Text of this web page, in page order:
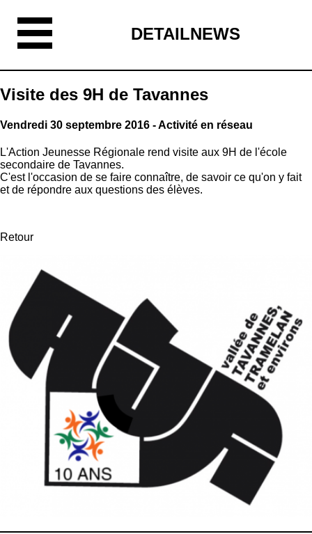
DETAILNEWS
Visite des 9H de Tavannes
Vendredi 30 septembre 2016 - Activité en réseau
L'Action Jeunesse Régionale rend visite aux 9H de l'école
secondaire de Tavannes.
C'est l'occasion de se faire connaître, de savoir ce qu'on y fait
et de répondre aux questions des élèves.
Retour